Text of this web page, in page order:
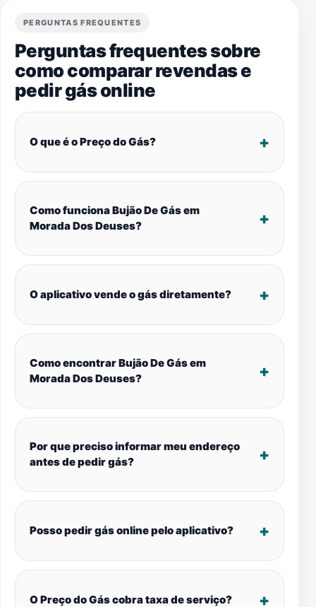
PERGUNTAS FREQUENTES
Perguntas frequentes sobre
como comparar revendas e
pedir gás online
O que é o Preço do Gás?
Como funciona Bujão De Gás em
Morada Dos Deuses?
O aplicativo vende o gás diretamente?
Como encontrar Bujão De Gás em
Morada Dos Deuses?
Por que preciso informar meu endereço
antes de pedir gás?
Posso pedir gás online pelo aplicativo?
O Preço do Gás cobra taxa de serviço?